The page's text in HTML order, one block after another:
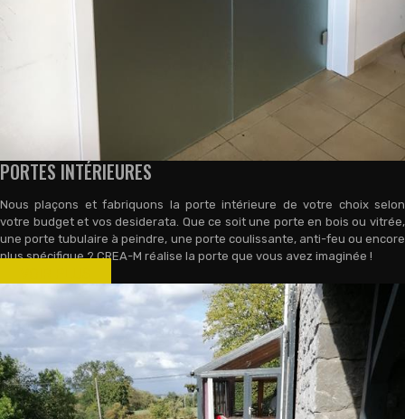
PORTES INTÉRIEURES
Nous plaçons et fabriquons la porte intérieure de votre choix selon
votre budget et vos desiderata. Que ce soit une porte en bois ou vitrée,
une porte tubulaire à peindre, une porte coulissante, anti-feu ou encore
plus spécifique ? CREA-M réalise la porte que vous avez imaginée !